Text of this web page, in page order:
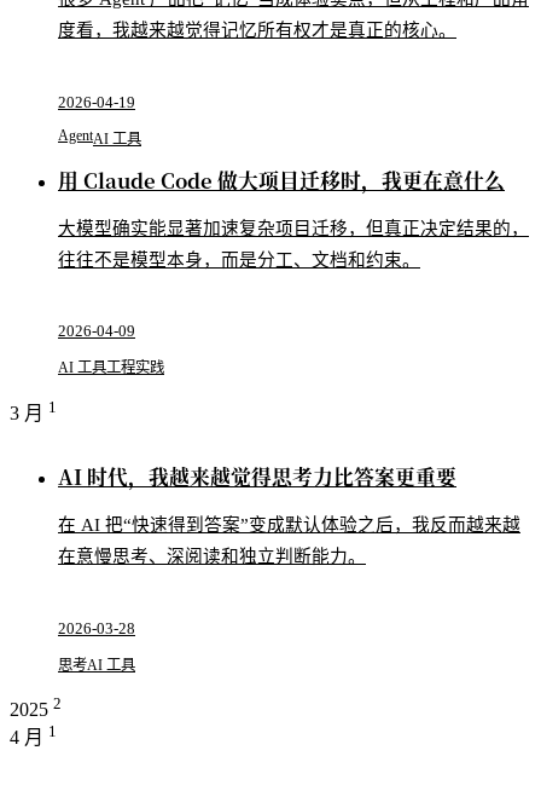
度看，我越来越觉得记忆所有权才是真正的核心。
2026-04-19
AgentAI 工具
用 Claude Code 做大项目迁移时，我更在意什么
大模型确实能显著加速复杂项目迁移，但真正决定结果的，
往往不是模型本身，而是分工、文档和约束。
2026-04-09
AI 工具工程实践
3 月 1
AI 时代，我越来越觉得思考力比答案更重要
在 AI 把“快速得到答案”变成默认体验之后，我反而越来越
在意慢思考、深阅读和独立判断能力。
2026-03-28
思考AI 工具
2025 2
4 月 1